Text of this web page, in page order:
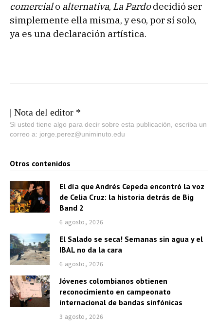
comercialo alternativa, La Pardodecidió ser
simplemente ella misma, y eso, por sí solo,
ya es una declaración artística.
| Nota del editor *
Si usted tiene algo para decir sobre esta publicación, escriba un
correo a: jorge.perez@uniminuto.edu
Otros contenidos
El día que Andrés Cepeda encontró la voz
de Celia Cruz: la historia detrás de Big
Band 2
6 agosto, 2026
El Salado se seca! Semanas sin agua y el
IBAL no da la cara
6 agosto, 2026
Jóvenes colombianos obtienen
reconocimiento en campeonato
internacional de bandas sinfónicas
3 agosto, 2026